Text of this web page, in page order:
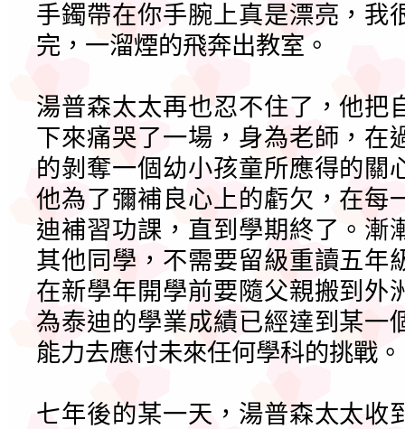
手鐲帶在你手腕上真是漂亮，我
完，一溜煙的飛奔出教室。
湯普森太太再也忍不住了，他把
下來痛哭了一場，身為老師，在
的剝奪一個幼小孩童所應得的關
他為了彌補良心上的虧欠，在每
迪補習功課，直到學期終了。漸
其他同學，不需要留級重讀五年
在新學年開學前要隨父親搬到外
為泰迪的學業成績已經達到某一
能力去應付未來任何學科的挑戰。
七年後的某一天，湯普森太太收